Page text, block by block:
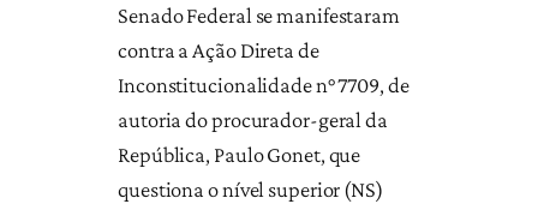
Senado Federal se manifestaram
contra a Ação Direta de
Inconstitucionalidade n° 7709, de
autoria do procurador-geral da
República, Paulo Gonet, que
questiona o nível superior (NS)